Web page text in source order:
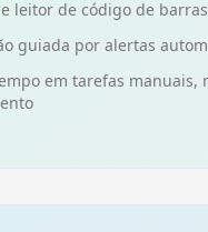
leitor de código de
guiada por alertas
em tarefas manuais,